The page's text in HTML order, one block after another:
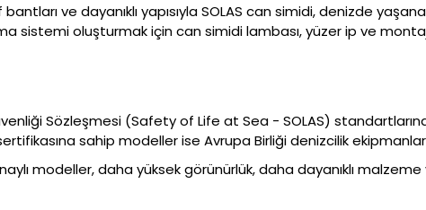
ve dayanıklı yapısıyla SOLAS can simidi, denizde
sistemi oluşturmak için can simidi lambası, yüzer ip ve
Sözleşmesi (Safety of Life at Sea - SOLAS)
sahip modeller ise Avrupa Birliği denizcilik
modeller, daha yüksek görünürlük, daha dayanıklı